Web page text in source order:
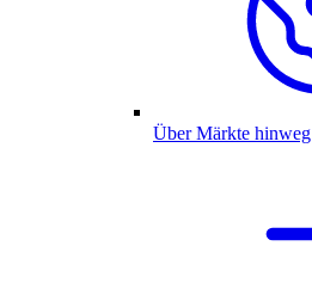
Über Märkte hinweg